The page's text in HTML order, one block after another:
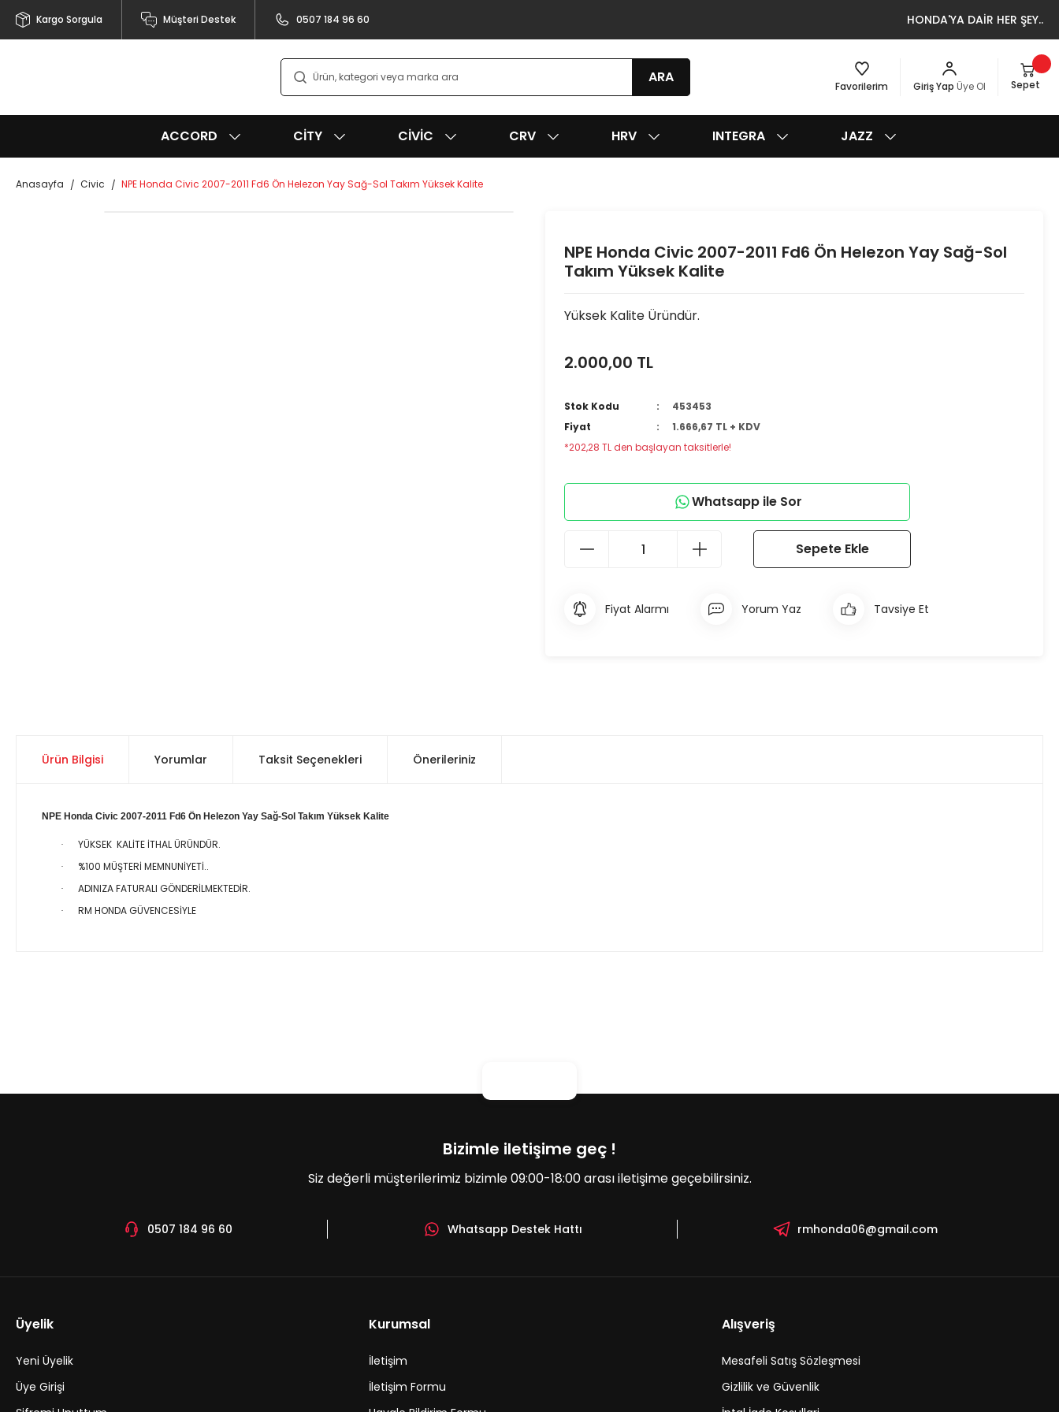
Kargo Sorgula Müşteri Destek 0507 184 96 60 HONDA'YA DAİR HER ŞEY..
ARA
Favorilerim Giriş Yap Üye Ol Sepet
ACCORD CITY CIVIC CRV HRV INTEGRA JAZZ
Anasayfa Civic NPE Honda Civic 2007-2011 Fd6 Ön Helezon Yay Sağ-Sol Takım Yüksek Kalite
NPE Honda Civic 2007-2011 Fd6 Ön Helezon Yay Sağ-Sol
Takım Yüksek Kalite
Yüksek Kalite Üründür.
2.000,00 TL
Stok Kodu
453453
Fiyat
1.666,67 TL + KDV
*202,28 TL den başlayan taksitlerle!
Whatsapp ile Sor
Sepete Ekle
Fiyat Alarmı Yorum Yaz Tavsiye Et
Ürün Bilgisi Yorumlar Taksit Seçenekleri Önerileriniz
NPE Honda Civic 2007-2011 Fd6 Ön Helezon Yay Sağ-Sol Takım Yüksek Kalite
· YÜKSEK KALİTE İTHAL ÜRÜNDÜR.
· %100 MÜŞTERİ MEMNUNİYETİ..
· ADINIZA FATURALI GÖNDERİLMEKTEDİR.
· RM HONDA GÜVENCESİYLE
Gönder
Bizimle iletişime geç !
Siz değerli müşterilerimiz bizimle 09:00-18:00 arası iletişime geçebilirsiniz.
0507 184 96 60 Whatsapp Destek Hattı rmhonda06@gmail.com
Üyelik
Yeni Üyelik
Üye Girişi
Kurumsal
İletişim
İletişim Formu
Alışveriş
Mesafeli Satış Sözleşmesi
Gizlilik ve Güvenlik